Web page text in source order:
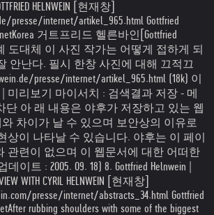
HELNWEIN [현재창]
presse/internet/artikel_965.html Gottfried
거트프리드 헬른바인[Gottfried
도대체 이 사진 작가는 어떻게 접하게 되
안난다. 필시 한창 사진에 대해 끄적끄
presse/internet/artikel_965.html (18k) 이
미리보기 마이서치 : 검색결과 저장 - 메
단 아 래 내용은 야후가 저장하고 있는 웹
차이가 날 수 있으며 보안상의 이유로
상이 나타날 수 있습니다. 야후는 이 페이
관련이 없으며 이 웹문서에 대한 어떠한
이트 : 2005. 09. 18) 8. Gottfried Helnwein |
WITH CYRIL HELNWEIN [현재창]
presse/internet/abstracts_34.html Gottfried
rubbing shoulders with some of the biggest